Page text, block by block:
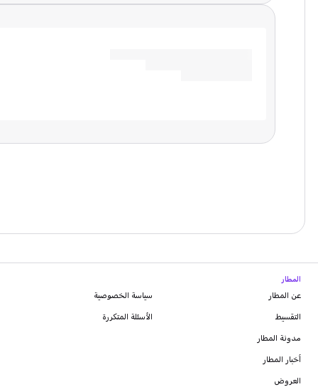
المطار
عن المطار
التقسيط
مدونة المطار
أخبار المطار
العروض
سياسة الخصوصية
الأسئلة المتكررة